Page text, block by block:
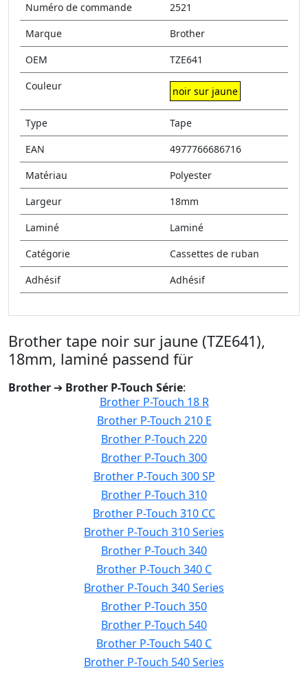
Numéro de commande
2521
Marque
Brother
OEM
TZE641
Couleur
noir sur jaune
Type
Tape
EAN
4977766686716
Matériau
Polyester
Largeur
18mm
Laminé
Laminé
Catégorie
Cassettes de ruban
Adhésif
Adhésif
Brother tape noir sur jaune (TZE641),
18mm, laminé passend für
Brother ➔ Brother P-Touch Série:
Brother P-Touch 18 R
Brother P-Touch 210 E
Brother P-Touch 220
Brother P-Touch 300
Brother P-Touch 300 SP
Brother P-Touch 310
Brother P-Touch 310 CC
Brother P-Touch 310 Series
Brother P-Touch 340
Brother P-Touch 340 C
Brother P-Touch 340 Series
Brother P-Touch 350
Brother P-Touch 540
Brother P-Touch 540 C
Brother P-Touch 540 Series